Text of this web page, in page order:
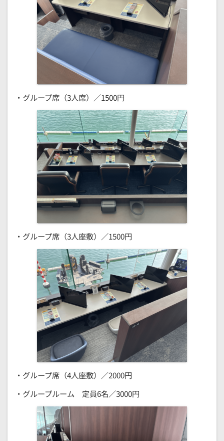
・グループ席（3人席）／1500円
・グループ席（3人座敷）／1500円
・グループ席（4人座敷）／2000円
・グループルーム 定員6名／3000円